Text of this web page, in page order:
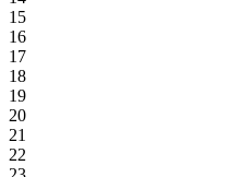
15
16
17
18
19
20
21
22